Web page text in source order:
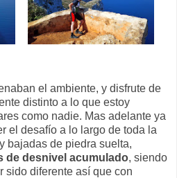
el ambiente, y disfrute de
distinto a lo que estoy
como nadie. Mas adelante ya
el desafío a lo largo de toda la
bajadas de piedra suelta,
de desnivel acumulado, siendo
sido diferente así que con